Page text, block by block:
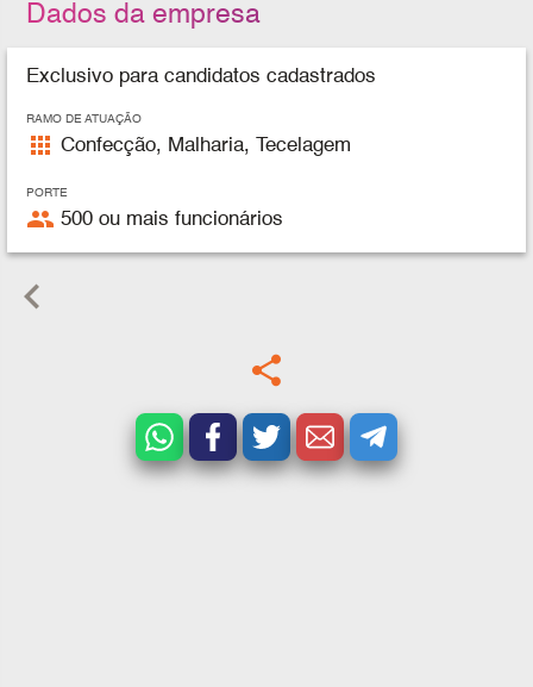
Dados da empresa
Exclusivo para candidatos cadastrados
RAMO DE ATUAÇÃO
apps Confecção, Malharia, Tecelagem
PORTE
people 500 ou mais funcionários
keyboard_arrow_left
share